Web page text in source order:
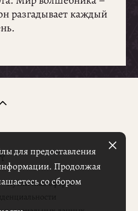
разгадывает каждый
Публичная оферта
для предоставления
Продолжая
со сбором